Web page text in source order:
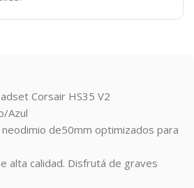
Corsair HS35 V2
Azul
de50mm optimizados para
alta calidad. Disfrutá de graves